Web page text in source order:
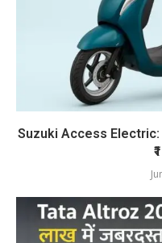
Suzuki Access Electric: